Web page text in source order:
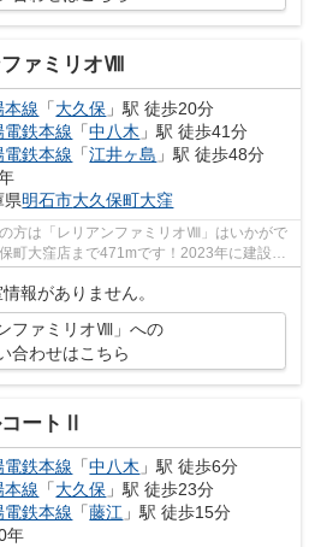
ファミリオⅧ
本線 「大久保 」駅 徒歩20分
電鉄本線 「中八木 」駅 徒歩41分
電鉄本線 「江井ヶ島 」駅 徒歩48分
県明石市大久保町大窪
方は「レリアンファミリオⅧ」はいかがで
町大窪店まで471mです！2023年に建設さ
報がありません。
ファミリオⅧ」への
合わせはこちら
ートⅡ
電鉄本線 「中八木 」駅 徒歩6分
本線 「大久保 」駅 徒歩23分
電鉄本線 「藤江 」駅 徒歩15分
年